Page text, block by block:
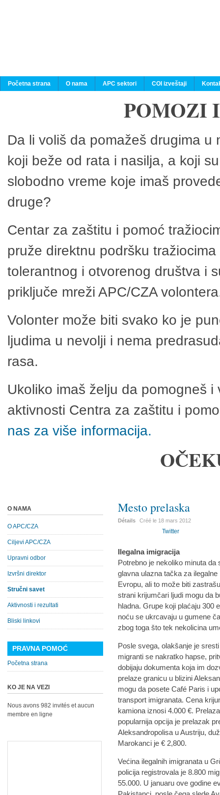
Početna strana O nama APC sektori COI izveštaji
POMOZI
Da li voliš da pomažeš drugima
koji beže od rata i nasilja, a koji
slobodno vreme koje imaš
druge?
Centar za zaštitu i pomoć
pruže direktnu podršku
tolerantnog i otvorenog društva i
priključe mreži APC/CZA
Volonter može biti svako ko je
ljudima u nevolji i nema
rasa.
Ukoliko imaš želju da pomogneš
aktivnosti Centra za zaštitu i
nas za više informacija.
Mesto prelaska
Détails Créé le 18 mars 2012
Twitter
Ilegalna imigracija
Potrebno je nekoliko minuta
glavna ulazna tačka za
Evropu, ali to može biti
strani krijumčari ljudi mogu da
hladna. Grupe koji plaćaju 300
noću se ukrcavaju u gumene
zbog toga što tek nekolicina
Posle svega, olakšanje je
migranti se nakratko hapse,
dobijaju dokumenta koja im
prelaze granicu u blizini
mogu da posete Café Paris i
transport imigranata. Cena
kamiona iznosi 4.000 €.
popularnija opcija je prelazak
Aleksandropolisa u Austriju,
Marokanci je € 2,800.
Većina ilegalnih imigranata u
policija registrovala je 8.800
55.000. U januaru ove godine
O NAMA
O APC/CZA
Ciljevi APC/CZA
Upravni odbor
Izvršni direktor
Stručni savet
Aktivnosti i rezultati
Bliski linkovi
PRAVNA POMOĆ
Početna strana
KO JE NA VEZI
Nous avons 982 invités et aucun
membre en ligne